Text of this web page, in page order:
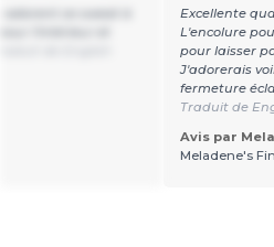
Excellente
L'encolure
pour laisser
J'adorerais
fermeture
Traduit de
Avis par
Meladene's